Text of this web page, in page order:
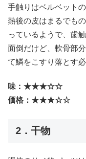
手触りはベルベット
熱後の皮はまるでも
っているようで、歯
面倒だけど、軟骨部
て鱗をこすり落とす
味：★★★☆☆
価格：★★★☆☆
2．干物